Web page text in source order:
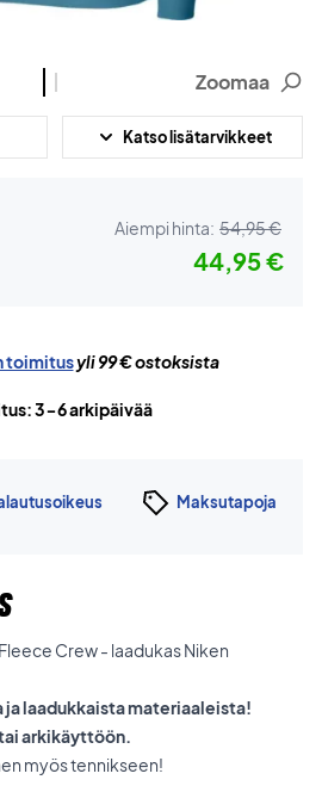
Zoomaa
Katso lisätarvikkeet
Aiempi hinta: 54,95 €
44,95 €
toimitusyli 99 € ostoksista
3-6 arkipäivää
Maksutapoja
Crew - laadukas Niken
ja laadukkaista materiaaleista!
arkikäyttöön.
myös tennikseen!